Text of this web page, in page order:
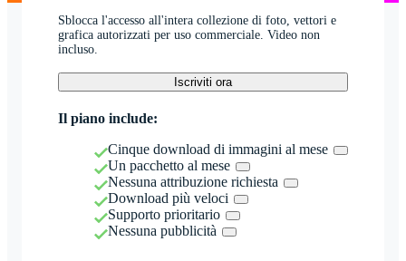
Sblocca l'accesso all'intera collezione di foto, vettori e
grafica autorizzati per uso commerciale. Video non
incluso.
Iscriviti ora
Il piano include:
Cinque download di immagini al mese
Un pacchetto al mese
Nessuna attribuzione richiesta
Download più veloci
Supporto prioritario
Nessuna pubblicità